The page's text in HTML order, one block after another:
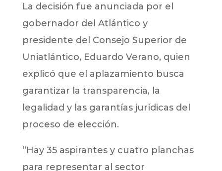
La decisión fue anunciada por el
gobernador del Atlántico y
presidente del Consejo Superior de
Uniatlántico, Eduardo Verano, quien
explicó que el aplazamiento busca
garantizar la transparencia, la
legalidad y las garantías jurídicas del
proceso de elección.
“Hay 35 aspirantes y cuatro planchas
para representar al sector